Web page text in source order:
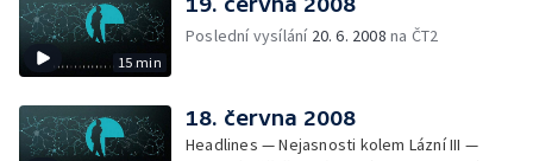
15 min
Poslední vysílání 20. 6. 2008 na ČT2
18. června 2008
Headlines — Nejasnosti kolem Lázní III —